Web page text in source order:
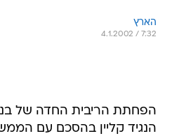
הארץ
4.1.2002 / 7:32
הפחתת הריבית החדה של
הנגיד קליין בהסכם עם